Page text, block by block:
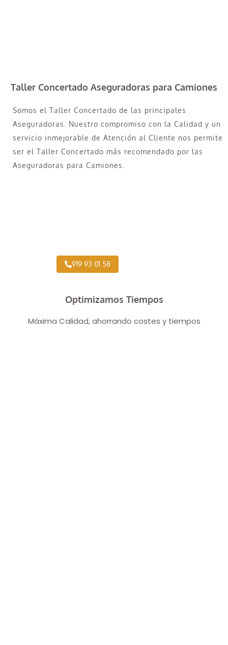
Taller Concertado Aseguradoras para Camiones
Somos el Taller Concertado de las principales
Aseguradoras. Nuestro compromiso con la Calidad y un
servicio inmejorable de Atención al Cliente nos permite
ser el Taller Concertado más recomendado por las
Aseguradoras para Camiones.
919 93 01 58
Optimizamos Tiempos
Máxima Calidad, ahorrando costes y tiempos